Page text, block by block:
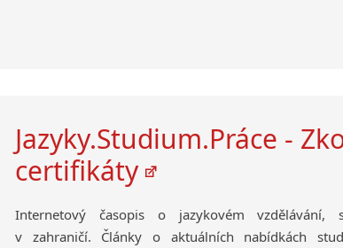
Jazyky.Studium.Práce -
certifikáty
Internetový časopis o jazykovém vzdělávání,
v zahraničí. Články o aktuálních nabídkách